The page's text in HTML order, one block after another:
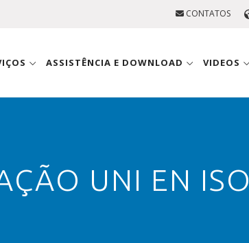
CONTATOS
ASSISTÊNCIA E DOWNLOAD VIDEOS
UNI EN ISO